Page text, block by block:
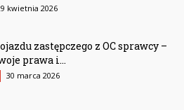
kwietnia 2026
zastępczego z OC sprawcy –
prawa i...
30 marca 2026